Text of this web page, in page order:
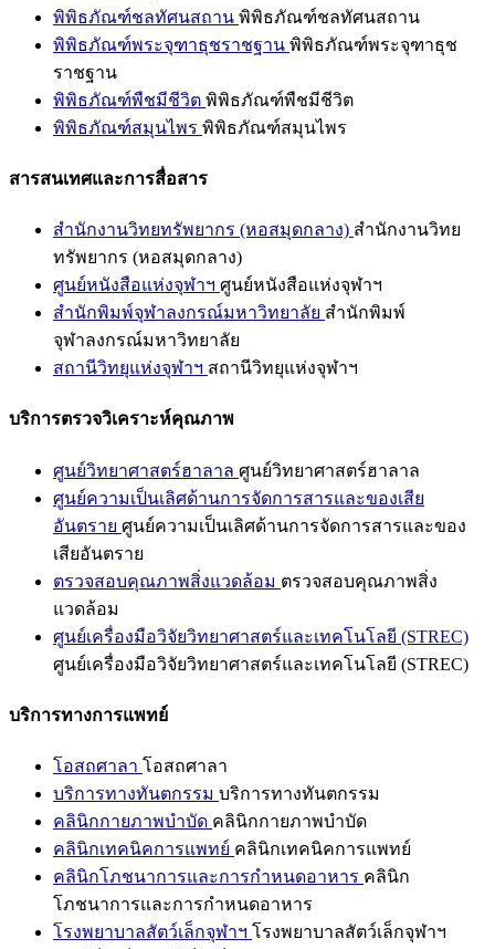
พิพิธภัณฑ์ชลทัศนสถาน พิพิธภัณฑ์ชลทัศนสถาน
พิพิธภัณฑ์พระจุฑาธุชราชฐาน พิพิธภัณฑ์พระจุฑาธุช
ราชฐาน
พิพิธภัณฑ์พืชมีชีวิต พิพิธภัณฑ์พืชมีชีวิต
พิพิธภัณฑ์สมุนไพร พิพิธภัณฑ์สมุนไพร
สารสนเทศและการสื่อสาร
สำนักงานวิทยทรัพยากร (หอสมุดกลาง) สำนักงานวิทย
ทรัพยากร (หอสมุดกลาง)
ศูนย์หนังสือแห่งจุฬาฯ ศูนย์หนังสือแห่งจุฬาฯ
สำนักพิมพ์จุฬาลงกรณ์มหาวิทยาลัย สำนักพิมพ์
จุฬาลงกรณ์มหาวิทยาลัย
สถานีวิทยุแห่งจุฬาฯ สถานีวิทยุแห่งจุฬาฯ
บริการตรวจวิเคราะห์คุณภาพ
ศูนย์วิทยาศาสตร์ฮาลาล ศูนย์วิทยาศาสตร์ฮาลาล
ศูนย์ความเป็นเลิศด้านการจัดการสารและของเสีย
อันตราย ศูนย์ความเป็นเลิศด้านการจัดการสารและของ
เสียอันตราย
ตรวจสอบคุณภาพสิ่งแวดล้อม ตรวจสอบคุณภาพสิ่ง
แวดล้อม
ศูนย์เครื่องมือวิจัยวิทยาศาสตร์และเทคโนโลยี (STREC)
ศูนย์เครื่องมือวิจัยวิทยาศาสตร์และเทคโนโลยี (STREC)
บริการทางการแพทย์
โอสถศาลา โอสถศาลา
บริการทางทันตกรรม บริการทางทันตกรรม
คลินิกกายภาพบำบัด คลินิกกายภาพบำบัด
คลินิกเทคนิคการแพทย์ คลินิกเทคนิคการแพทย์
คลินิกโภชนาการและการกำหนดอาหาร คลินิก
โภชนาการและการกำหนดอาหาร
โรงพยาบาลสัตว์เล็กจุฬาฯ โรงพยาบาลสัตว์เล็กจุฬาฯ